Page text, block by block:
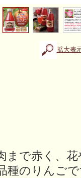
拡大表
まで赤く、
種のりんご